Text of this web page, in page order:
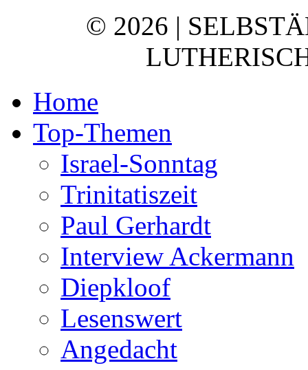
© 2026 |
Home
Top-Themen
Israel-Sonntag
Trinitatiszeit
Paul Gerhardt
Interview Ackermann
Diepkloof
Lesenswert
Angedacht